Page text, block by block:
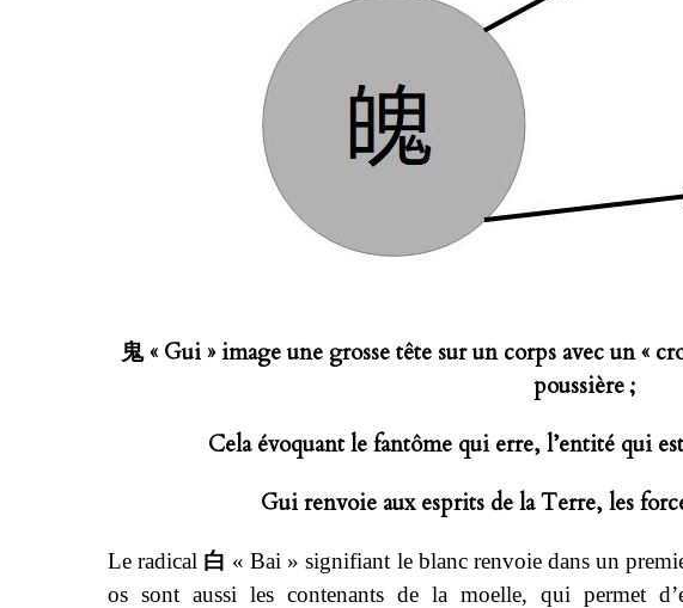
鬼« Gui » image une grosse tête sur un corps avec un «
poussière ;
Cela évoquant le fantôme qui erre, l’entité qui
Gui renvoie aux esprits de la Terre, les
Le radical 白 « Bai » signifiant le blanc renvoie dans un
os sont aussi les contenants de la moelle, qui permet